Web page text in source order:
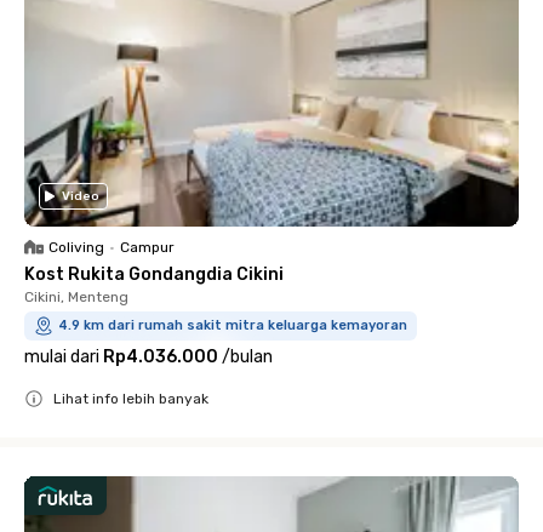
Video
Coliving • Campur
Kost Rukita Gondangdia Cikini
Cikini, Menteng
4.9 km dari rumah sakit mitra keluarga kemayoran
mulai dari Rp4.036.000 /bulan
Lihat info lebih banyak